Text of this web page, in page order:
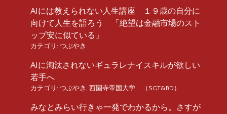
AIには教えられない人生講座 １９歳の自分に
向けて人生を語ろう 「絶望は金融市場のスト
ップ安に似ている」
カテゴリ: つぶやき
AIに淘汰されないギュラレナイスキルが欲しい
若手へ
カテゴリ: つぶやき 西園寺帝国大学 （SGT&BD）
みなとみらい行きゃ一発でわかるから。さすが